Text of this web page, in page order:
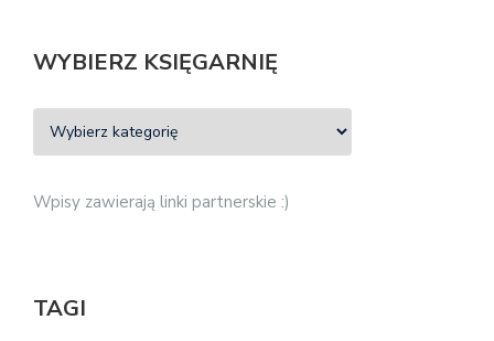
WYBIERZ KSIĘGARNIĘ
Wpisy zawierają linki partnerskie :)
TAGI